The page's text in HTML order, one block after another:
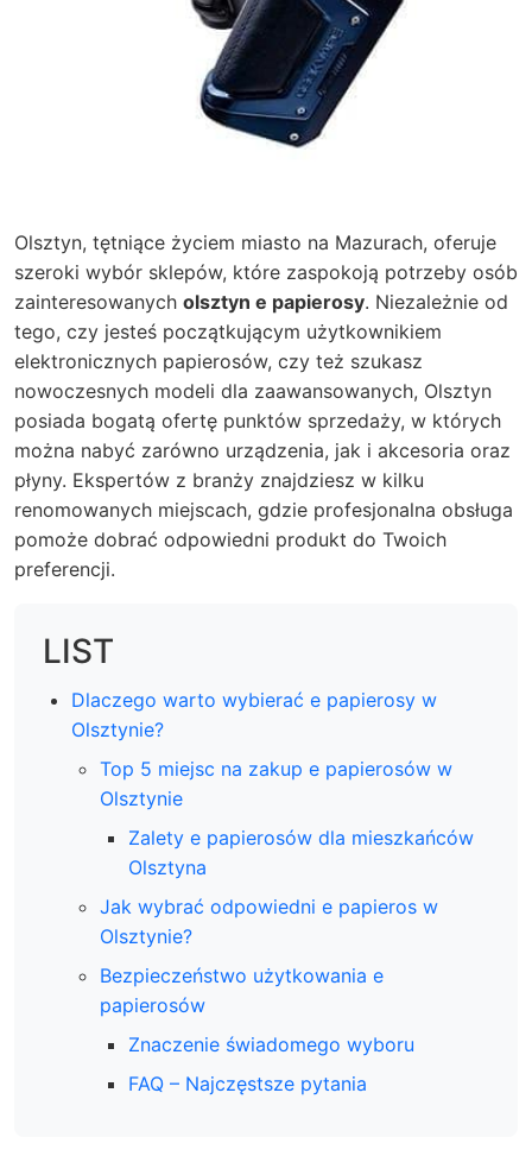
Olsztyn, tętniące życiem miasto na Mazurach, oferuje
szeroki wybór sklepów, które zaspokoją potrzeby osób
zainteresowanych olsztyn e papierosy. Niezależnie od
tego, czy jesteś początkującym użytkownikiem
elektronicznych papierosów, czy też szukasz
nowoczesnych modeli dla zaawansowanych, Olsztyn
posiada bogatą ofertę punktów sprzedaży, w których
można nabyć zarówno urządzenia, jak i akcesoria oraz
płyny. Ekspertów z branży znajdziesz w kilku
renomowanych miejscach, gdzie profesjonalna obsługa
pomoże dobrać odpowiedni produkt do Twoich
preferencji.
LIST
Dlaczego warto wybierać e papierosy w
Olsztynie?
Top 5 miejsc na zakup e papierosów w
Olsztynie
Zalety e papierosów dla mieszkańców
Olsztyna
Jak wybrać odpowiedni e papieros w
Olsztynie?
Bezpieczeństwo użytkowania e
papierosów
Znaczenie świadomego wyboru
FAQ – Najczęstsze pytania